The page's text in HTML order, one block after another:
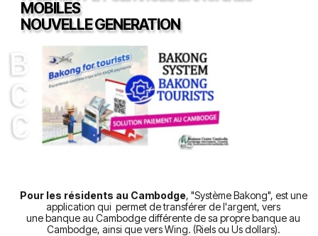
Entreprises▼
Immobilier▼
Devenir Membre▼
MOBILES
NOUVELLE GENERATION
Pour les résidents au Cambodge, "Système Bakong", est une
application qui permet de transférer de l'argent, vers
une banque au Cambodge différente de sa propre banque au
Cambodge, ainsi que vers Wing. (Riels ou Us dollars).